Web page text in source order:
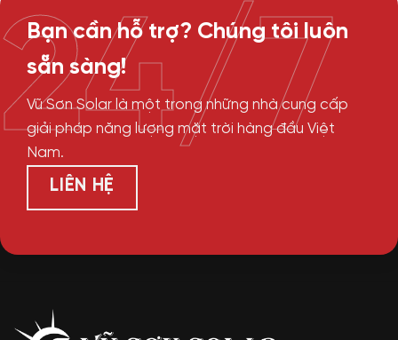
Bạn cần hỗ trợ? Chúng tôi luôn
sẵn sàng!
Vũ Sơn Solar là một trong những nhà cung cấp
giải pháp năng lượng mặt trời hàng đầu Việt
Nam.
LIÊN HỆ
24/7